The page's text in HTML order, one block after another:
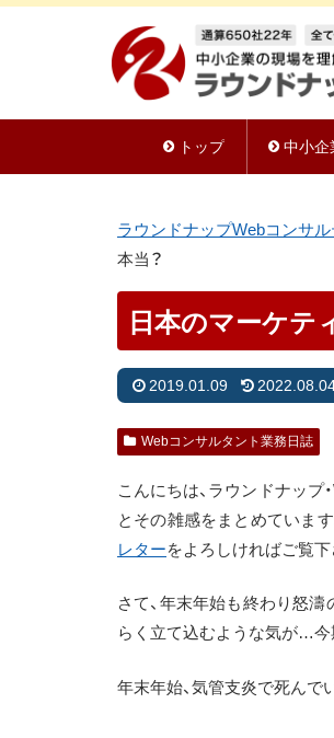
トップ 中小企
ラウンドナップWebコンサ
本当？
日本のマーケテ
2019.01.09
Webコンサルタント業務日誌
こんにちは、ラウンドナップ
とその雑感をまとめていま
レターをよろしければご覧下
さて、年末年始も終わり怒
らく立て込むような気が…今
年末年始、気管支炎で死んで